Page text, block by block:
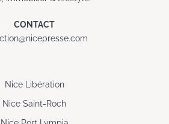
CONTACT
Nice Libération
Nice Saint-Roch